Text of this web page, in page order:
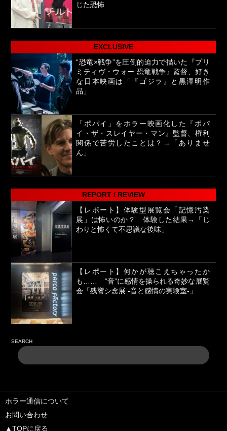
じた恐怖
EXCLUSIVE
“恐竜×戦争”を圧倒的迫力で描いた『プリ
ミティヴ・ウォー 恐竜戦争』監督、好き
な日本映画は「『ゴジラ』と黒澤明作
品」
「ポパイ」をホラー映画化した『ポパ
イ・ザ・スレイヤー・マン』監督、権利
関係で苦労したことは？→「ありませ
ん」
REPORT / REVIEW
【レポート】体験型展覧会「記憶汚染
展」は怖いのか？ 体験した結果→「じ
わりと怖くて不思議な後味」
【レポート】何かが聴こえちゃったか
も…… “音”に感情を操られる奇妙な展覧
会「残響シ念展 -⾳と感情の実験室-」
SEARCH
ホラー通信について
お問い合わせ
▲TOPに戻る